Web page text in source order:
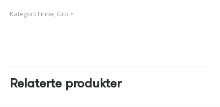
Kategori: Finne, Gro
Relaterte produkter